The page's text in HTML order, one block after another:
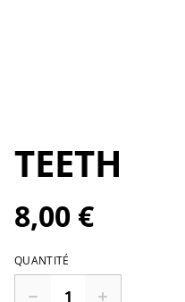
TEETH
8,00 €
QUANTITÉ